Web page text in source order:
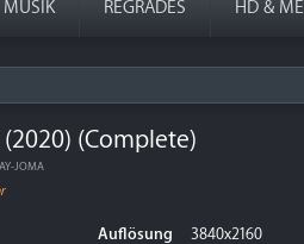
MUSIK REGRADES HD &
(2020) (Complete)
JOMA
Auflösung
3840x2160